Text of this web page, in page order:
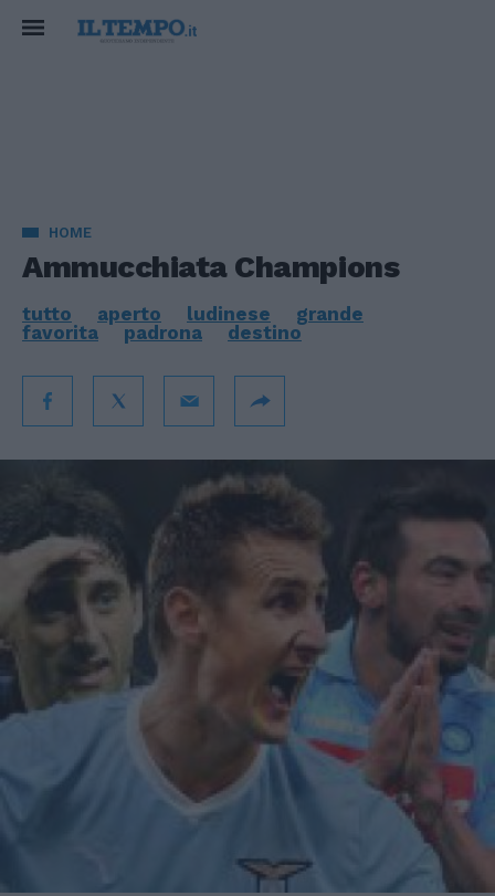
HOME
Ammucchiata Champions
tutto aperto ludinese
grande
favorita
padrona destino